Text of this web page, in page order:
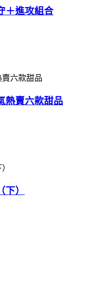
＋進攻組合
熱賣六款甜品
）